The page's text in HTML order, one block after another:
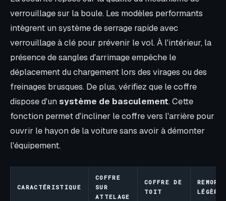
verrouillage sur la boule. Les modèles performants
intègrent un système de serrage rapide avec
verrouillage à clé pour prévenir le vol. À l'intérieur, la
présence de sangles d'arrimage empêche le
déplacement du chargement lors des virages ou des
freinages brusques. De plus, vérifiez que le coffre
dispose d'unsystème de basculement. Cette
fonction permet d'incliner le coffre vers l'arrière pour
ouvrir le hayon de la voiture sans avoir à démonter
l'équipement.
CARACTÉRISTIQUE
COFFRE
SUR
ATTELAGE
COFFRE DE
TOIT
LÉGÈRE